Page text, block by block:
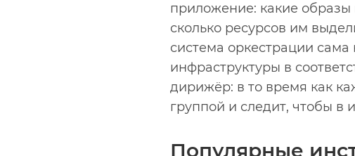
приложение: какие образы
сколько ресурсов им
система оркестрации
инфраструктуры в
дирижёр: в то время как
группой и следит, чтобы в
Популярные